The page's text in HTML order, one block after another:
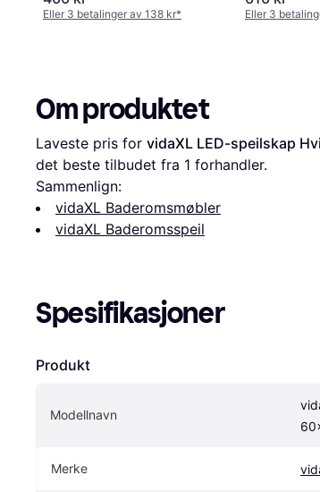
Eller 3 betalinger av 138 kr* Eller 3
Om produktet
Laveste pris for vidaXL LED-speilskap
det beste tilbudet fra 1 forhandler.
Sammenlign:
vidaXL Baderomsmøbler
vidaXL Baderomsspeil
Spesifikasjoner
Produkt
Modellnavn
Merke